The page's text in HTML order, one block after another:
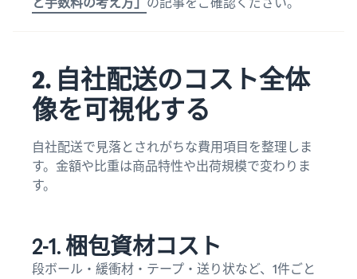
2. 自社配送のコスト全体
像を可視化する
自社配送で見落とされがちな費用項目を整理しま
す。金額や比重は商品特性や出荷規模で変わりま
す。
2-1. 梱包資材コスト
段ボール・緩衝材・テープ・送り状など、1件ごと